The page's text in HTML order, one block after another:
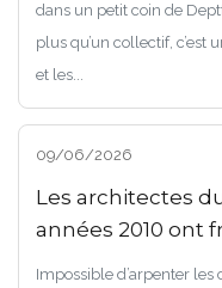
dans un petit coin de
plus qu’un collectif,
et les...
09/06/2026
Les architectes
années 2010 ont
Impossible d’arpenter